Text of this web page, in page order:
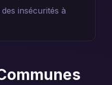
insécurités à